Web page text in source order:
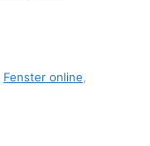
Fenster online,